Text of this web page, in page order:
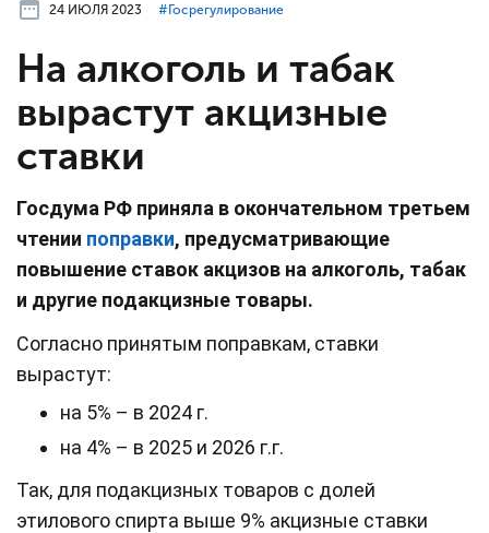
24 ИЮЛЯ 2023 #⁣Госрегулирование
На алкоголь и табак
вырастут акцизные
ставки
Госдума РФ приняла в окончательном третьем
чтении поправки, предусматривающие
повышение ставок акцизов на алкоголь, табак
и другие подакцизные товары.
Согласно принятым поправкам, ставки
вырастут:
на 5% – в 2024 г.
на 4% – в 2025 и 2026 г.г.
Так, для подакцизных товаров с долей
этилового спирта выше 9% акцизные ставки